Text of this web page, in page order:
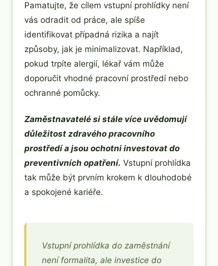
Pamatujte, že cílem vstupní prohlídky není
vás odradit od práce, ale spíše
identifikovat případná rizika a najít
způsoby, jak je minimalizovat. Například,
pokud trpíte alergií, lékař vám může
doporučit vhodné pracovní prostředí nebo
ochranné pomůcky.
Zaměstnavatelé si stále více uvědomují
důležitost zdravého pracovního
prostředí a jsou ochotni investovat do
preventivních opatření. Vstupní prohlídka
tak může být prvním krokem k dlouhodobé
a spokojené kariéře.
Vstupní prohlídka do zaměstnání
není formalita, ale investice do